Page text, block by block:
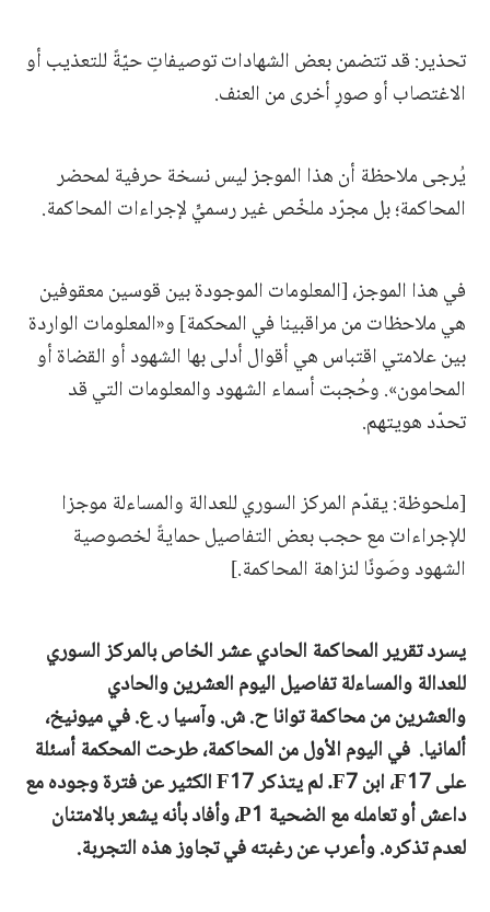
تحذير: قد تتضمن بعض الشهادات توصيفاتٍ حيّةً للتعذيب أو
الاغتصاب أو صورٍ أخرى من العنف.
يُرجى ملاحظة أن هذا الموجز ليس نسخة حرفية لمحضر
المحاكمة؛ بل مجرّد ملخّص غير رسميٍّ لإجراءات المحاكمة.
في هذا الموجز، [المعلومات الموجودة بين قوسين معقوفين
هي ملاحظات من مراقبينا في المحكمة] و«المعلومات الواردة
بين علامتي اقتباس هي أقوال أدلى بها الشهود أو القضاة أو
المحامون». وحُجبت أسماء الشهود والمعلومات التي قد
تحدّد هويتهم.
[ملحوظة: يقدّم المركز السوري للعدالة والمساءلة موجزا
للإجراءات مع حجب بعض التفاصيل حمايةً لخصوصية
الشهود وصَونًا لنزاهة المحاكمة.]
يسرد تقرير المحاكمة الحادي عشرالخاص بالمركز السوري
للعدالة والمساءلة تفاصيل اليومالعشرين والحادي
والعشرينمن محاكمة توانا ح. ش. وآسيا ر. ع. في ميونيخ،
ألمانيا. في اليوم الأول من المحاكمة،طرحتالمحكمةأسئلة
علىF17، ابنF7. لم يتذكر F17الكثير عن فترة وجوده مع
داعش أو تعاملهمع الضحية
P1، وأفاد بأنه يشعر بالامتنان
لعدم تذكره. وأعرب عن رغبته في تجاوز هذه التجربة.